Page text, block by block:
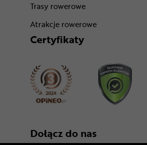
Trasy rowerowe
Atrakcje rowerowe
Certyfikaty
Dołącz do nas